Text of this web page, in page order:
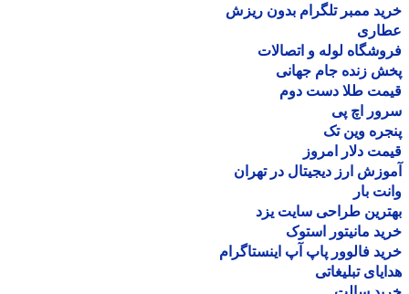
ممبر تلگرام بدون ریزش
لوله و اتصالات
زنده جام جهانی
طلا دست دوم
اچ پی
وین تک
دلار امروز
ارز دیجیتال در تهران
بار
طراحی سایت یزد
مانیتور استوک
فالوور پاپ آپ اینستاگرام
تبلیغاتی